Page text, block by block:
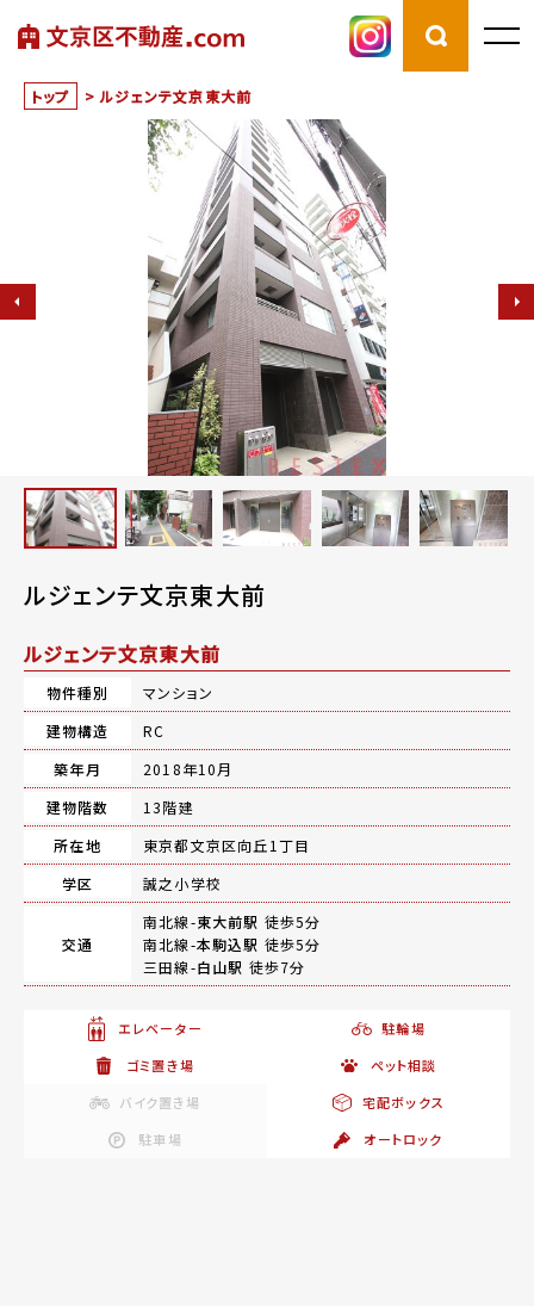
トップ > ルジェンテ文京東大前
ルジェンテ文京東大前
ルジェンテ文京東大前
物件種別
マンション
建物構造
RC
築年月
2018年10月
建物階数
13階建
所在地
東京都文京区向丘1丁目
学区
誠之小学校
交通
南北線-東大前駅 徒歩5分
南北線-本駒込駅 徒歩5分
三田線-白山駅 徒歩7分
エレベーター
駐輪場
ゴミ置き場
ペット相談
バイク置き場
宅配ボックス
駐車場
オートロック